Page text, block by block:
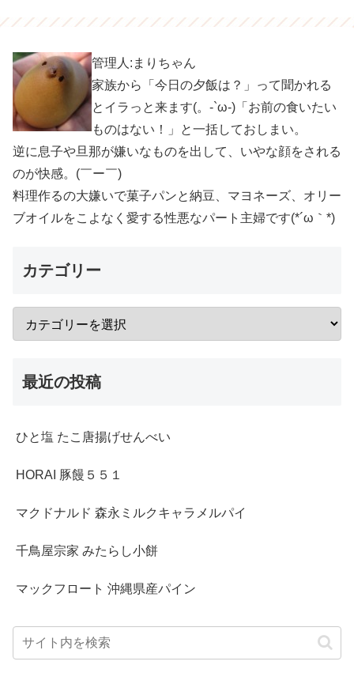
管理人:まりちゃん
家族から「今日の夕飯は？」って聞かれる
とイラっと来ます(。-`ω-)「お前の食いたい
ものはない！」と一括しておしまい。
逆に息子や旦那が嫌いなものを出して、いやな顔をされる
のが快感。(￣ー￣)
料理作るの大嫌いで菓子パンと納豆、マヨネーズ、オリー
ブオイルをこよなく愛する性悪なパート主婦です(*´ω｀*)
カテゴリー
最近の投稿
ひと塩 たこ唐揚げせんべい
HORAI 豚饅５５１
マクドナルド 森永ミルクキャラメルパイ
千鳥屋宗家 みたらし小餅
マックフロート 沖縄県産パイン